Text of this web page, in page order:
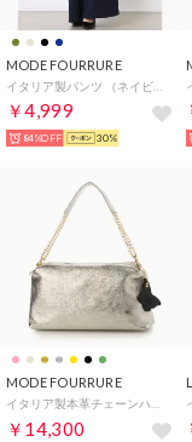
MODE FOURRURE
￥4,999
84%OFF 30%
MODE FOURRURE
￥14,300